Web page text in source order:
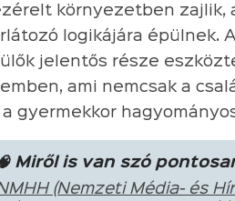
környezetben zajlik,
logikájára épülnek.
jelentős része
ami nemcsak a
gyermekkor
Miről is van szó
(Nemzeti Média- és